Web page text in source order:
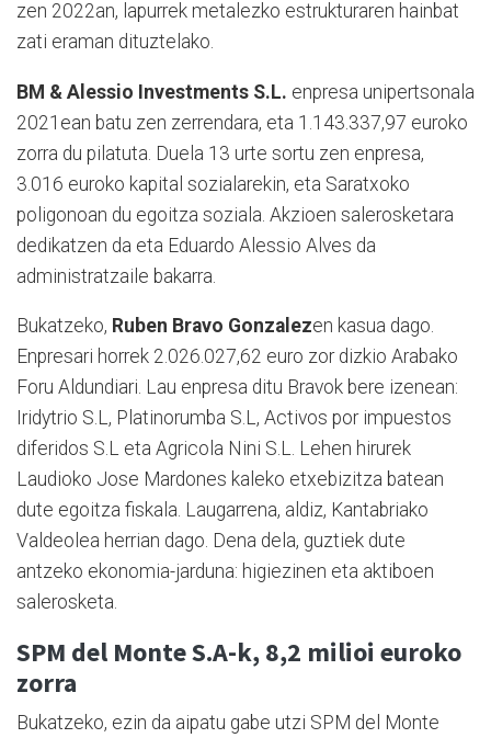
zen 2022an, lapurrek metalezko estrukturaren hainbat
zati eraman dituztelako.
BM & Alessio Investments S.L. enpresa unipertsonala
2021ean batu zen zerrendara, eta 1.143.337,97 euroko
zorra du pilatuta. Duela 13 urte sortu zen enpresa,
3.016 euroko kapital sozialarekin, eta Saratxoko
poligonoan du egoitza soziala. Akzioen salerosketara
dedikatzen da eta Eduardo Alessio Alves da
administratzaile bakarra.
Bukatzeko, Ruben Bravo Gonzalezen kasua dago.
Enpresari horrek 2.026.027,62 euro zor dizkio Arabako
Foru Aldundiari. Lau enpresa ditu Bravok bere izenean:
Iridytrio S.L, Platinorumba S.L, Activos por impuestos
diferidos S.L eta Agricola Nini S.L. Lehen hirurek
Laudioko Jose Mardones kaleko etxebizitza batean
dute egoitza fiskala. Laugarrena, aldiz, Kantabriako
Valdeolea herrian dago. Dena dela, guztiek dute
antzeko ekonomia-jarduna: higiezinen eta aktiboen
salerosketa.
SPM del Monte S.A-k, 8,2 milioi euroko
zorra
Bukatzeko, ezin da aipatu gabe utzi SPM del Monte